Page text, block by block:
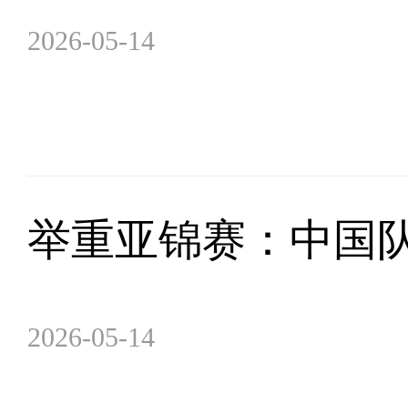
2026-05-14
举重亚锦赛：中国
2026-05-14